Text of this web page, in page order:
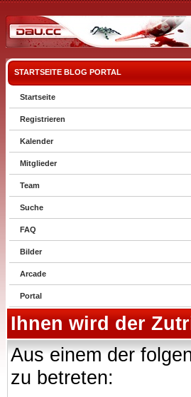
STARTSEITE BLOG PORTAL
Startseite
Registrieren
Kalender
Mitglieder
Team
Suche
FAQ
Bilder
Arcade
Portal
Ihnen wird der
Aus einem der
zu betreten: